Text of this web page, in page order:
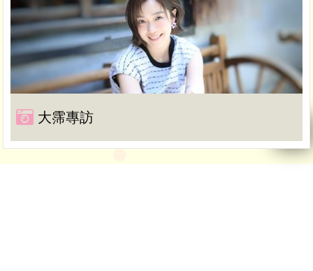
大霈專訪